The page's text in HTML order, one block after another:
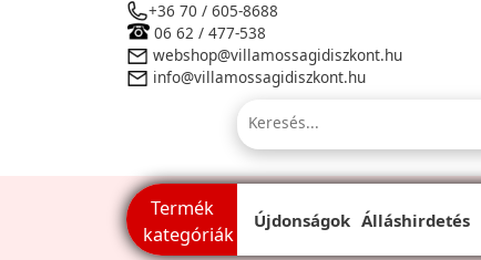
+36 70 / 605-8688
06 62 / 477-538
webshop@villamossagidiszkont.hu
info@villamossagidiszkont.hu
Termék
kategóriák
Újdonságok Álláshirdetés